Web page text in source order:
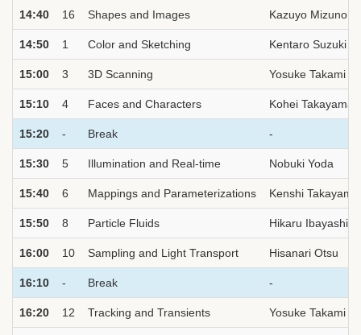
14:40 16 Shapes and Images Kazuyo Mizuno
14:50 1 Color and Sketching Kentaro Suzuki
15:00 3 3D Scanning Yosuke Takami
15:10 4 Faces and Characters Kohei Takayama
15:20 - Break -
15:30 5 Illumination and Real-time Nobuki Yoda
15:40 6 Mappings and Parameterizations Kenshi Takayama
15:50 8 Particle Fluids Hikaru Ibayashi
16:00 10 Sampling and Light Transport Hisanari Otsu
16:10 - Break -
16:20 12 Tracking and Transients Yosuke Takami